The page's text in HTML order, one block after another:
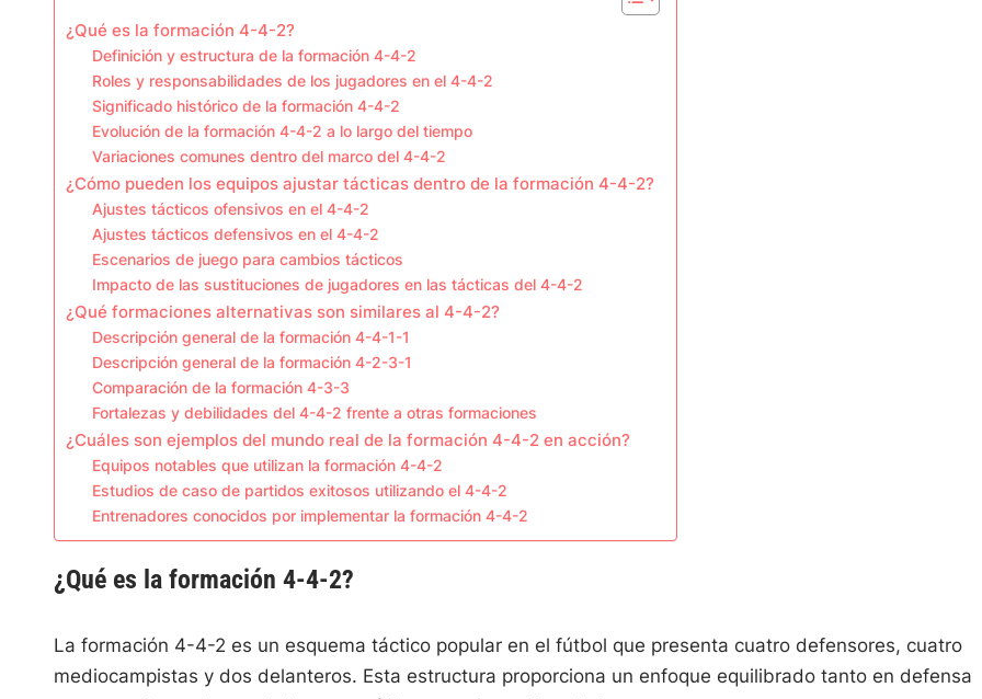
¿Qué es la formación 4-4-2?
Definición y estructura de la formación 4-4-2
Roles y responsabilidades de los jugadores en el 4-4-2
Significado histórico de la formación 4-4-2
Evolución de la formación 4-4-2 a lo largo del tiempo
Variaciones comunes dentro del marco del 4-4-2
¿Cómo pueden los equipos ajustar tácticas dentro de la formación 4-4-2?
Ajustes tácticos ofensivos en el 4-4-2
Ajustes tácticos defensivos en el 4-4-2
Escenarios de juego para cambios tácticos
Impacto de las sustituciones de jugadores en las tácticas del 4-4-2
¿Qué formaciones alternativas son similares al 4-4-2?
Descripción general de la formación 4-4-1-1
Descripción general de la formación 4-2-3-1
Comparación de la formación 4-3-3
Fortalezas y debilidades del 4-4-2 frente a otras formaciones
¿Cuáles son ejemplos del mundo real de la formación 4-4-2 en acción?
Equipos notables que utilizan la formación 4-4-2
Estudios de caso de partidos exitosos utilizando el 4-4-2
Entrenadores conocidos por implementar la formación 4-4-2
¿Qué es la formación 4-4-2?
La formación 4-4-2 es un esquema táctico popular en el fútbol que presenta cuatro defensores, cuatro
mediocampistas y dos delanteros. Esta estructura proporciona un enfoque equilibrado tanto en defensa